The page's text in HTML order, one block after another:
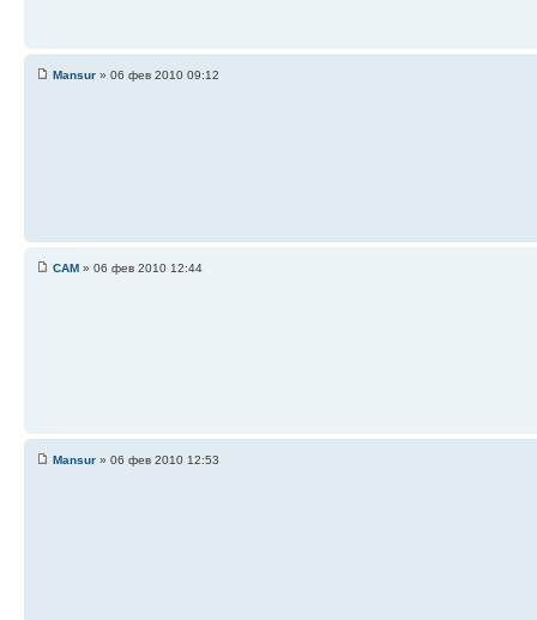
Mansur » 06 фев 2010 09:12
САМ » 06 фев 2010 12:44
Mansur » 06 фев 2010 12:53